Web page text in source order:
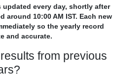
every day, shortly after
10:00 AM IST. Each new
so the yearly record
and accurate.
from previous